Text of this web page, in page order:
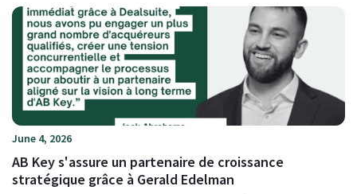
June 4, 2026
AB Key s'assure un partenaire de croissance
stratégique grâce à Gerald Edelman